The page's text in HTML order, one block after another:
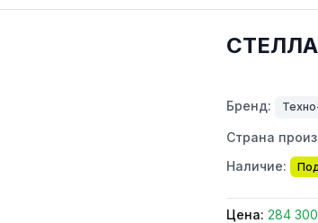
Бренд:
Страна
Наличие:
Цена: 284